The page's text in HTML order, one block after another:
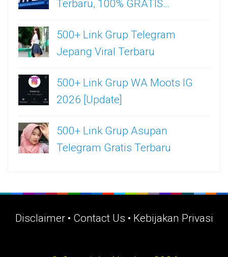
Terbaru, 100% GRATIS…
500+ Link Grup Telegram
Jepang Viral Terbaru
500+ Link Grup WA Moots IG
2026 [Update]
500+ Link Grup Asupan
Telegram Gratis Terbaru
Disclaimer• Contact Us • Kebijakan Privasi